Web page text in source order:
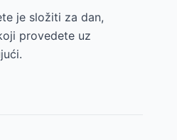
je složiti za dan,
provedete uz